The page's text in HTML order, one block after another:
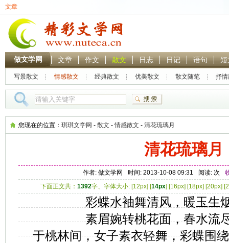
文章
做文学网 文章 作文 散文 日志 日记 语句 短
写景散文 情感散文 经典散文 优美散文 散文随笔 抒
热门搜索：林黛玉
贾
您现在的位置： 琪琪文学网 - 散文 -情感散文 - 清花琉璃月
清花琉璃月
作者: 做文学网 时间: 2013-10-08 09:31 阅读: 次
下面正文共： 1392字、字体大小: [12px] [14px] [16px] [18px] [20px] [
彩蝶水袖舞清风，暖玉生
素眉婉转桃花面，春水流
于桃林间，女子素衣轻舞，彩蝶围